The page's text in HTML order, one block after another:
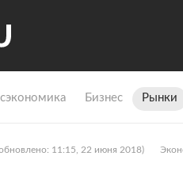
Бизнес Рынки
11:15, 22 июня 2018)